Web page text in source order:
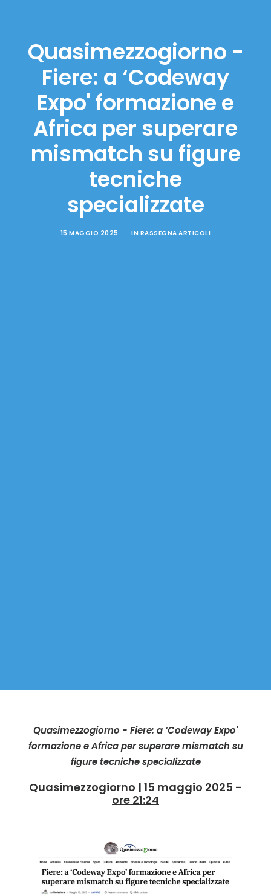
Quasimezzogiorno -
Fiere: a ‘Codeway
Expo' formazione e
Africa per superare
mismatch su figure
tecniche
specializzate
15 MAGGIO 2025 | IN RASSEGNA ARTICOLI
Quasimezzogiorno - Fiere: a ‘Codeway Expo'
formazione e Africa per superare mismatch su
figure tecniche specializzate
Quasimezzogiorno | 15 maggio 2025 -
ore 21:24